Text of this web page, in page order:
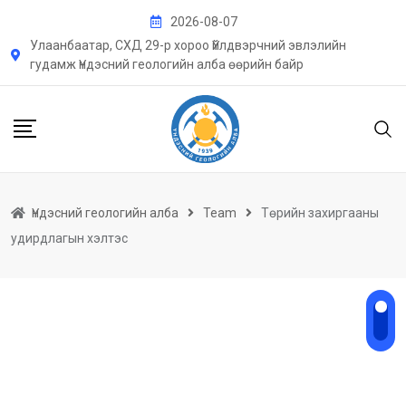
content
2026-08-07
Улаанбаатар, СХД 29-р хороо Үйлдвэрчний эвлэлийн
гудамж Үндэсний геологийн алба өөрийн байр
Үндэсний геологийн алба Team
Төрийн захиргааны
удирдлагын хэлтэс